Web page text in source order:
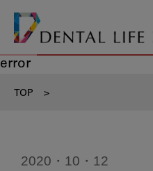
error
TOP >
2020・10・12